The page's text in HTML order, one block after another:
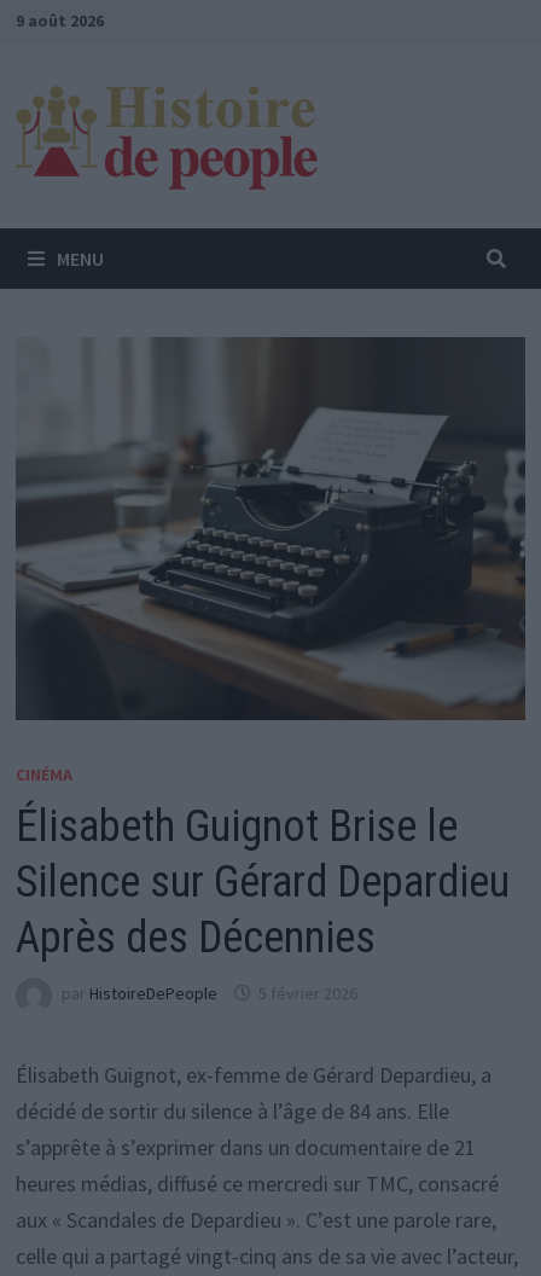
Passer
contenu
9 août 2026
MENU
CINÉMA
Élisabeth Guignot Brise le
Silence sur Gérard Depardieu
Après des Décennies
par HistoireDePeople 5 février 2026
Élisabeth Guignot, ex-femme de Gérard Depardieu, a
décidé de sortir du silence à l’âge de 84 ans. Elle
s’apprête à s’exprimer dans un documentaire de 21
heures médias, diffusé ce mercredi sur TMC, consacré
aux « Scandales de Depardieu ». C’est une parole rare,
celle qui a partagé vingt-cinq ans de sa vie avec l’acteur,